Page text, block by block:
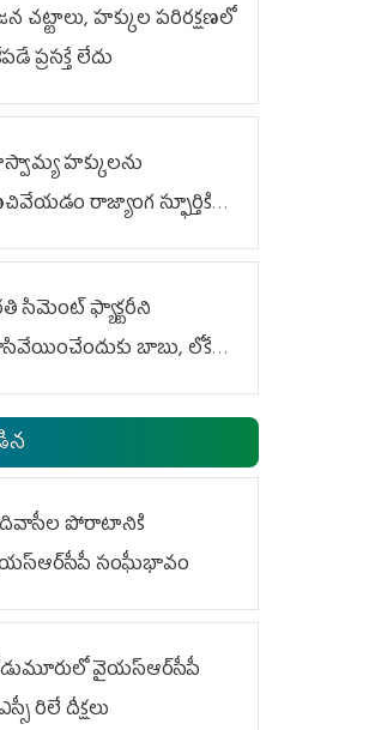
చట్టాలు, హక్కుల పరిరక్షణలో
ప్రసక్తే లేదు
హక్కులను
రాజ్యాంగ స్ఫూర్తికి
సిమెంట్ ఫ్యాక్టరీని
బాబు, లోకేశ్
పోరాటానికి
సంఘీభావం
వైయ‌స్ఆర్‌సీపీ
రిలే దీక్షలు